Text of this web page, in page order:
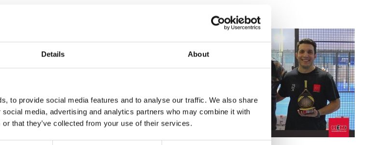
Details About
to provide social media features and to analyse our traffic. We also share
media, advertising and analytics partners who may combine it with
that they’ve collected from your use of their services.